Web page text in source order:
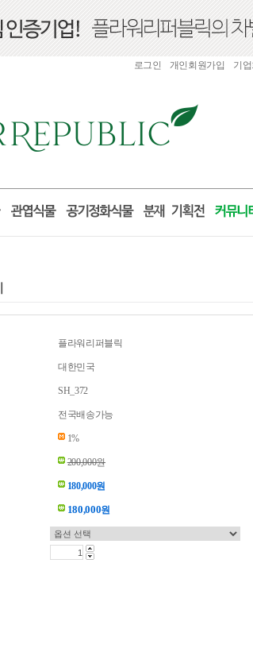
로그인 개인회원가입 기
플라워리퍼블릭
대한민국
SH_372
전국배송가능
1%
200,000원
180,000원
180,000원